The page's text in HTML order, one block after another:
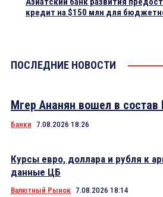
кредит на $150 млн для
ПОСЛЕДНИЕ НОВОСТИ
Мгер Ананян вошел в
Банки 7.08.2026 18:26
Курсы евро, доллара и рубля к
данные ЦБ
Валютный Рынок 7.08.2026 18:14